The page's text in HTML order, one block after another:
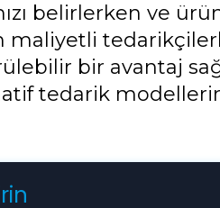
belirlerken ve
bir avantaj
tedarik